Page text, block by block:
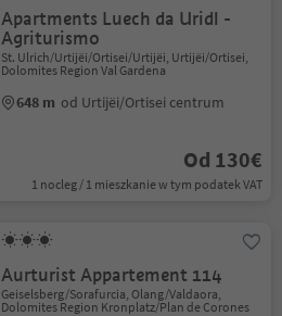
Apartments Luech da Uridl -
Agriturismo
St. Ulrich/Urtijëi/Ortisei/Urtijëi, Urtijëi/Ortisei,
Dolomites Region Val Gardena
648 m od Urtijëi/Ortisei centrum
Od 130€
1 nocleg / 1 mieszkanie w tym podatek VAT
Aurturist Appartement 114
Geiselsberg/Sorafurcia, Olang/Valdaora,
Dolomites Region Kronplatz/Plan de Corones